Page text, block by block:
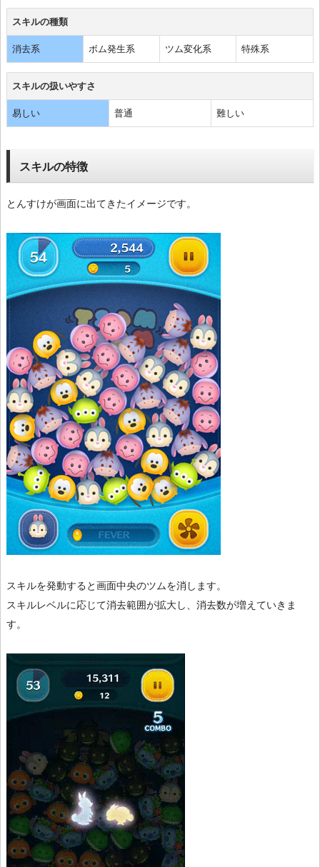
スキルの種類
消去系 ボム発生系 ツム変化系 特殊系
スキルの扱いやすさ
易しい 普通 難しい
スキルの特徴
とんすけが画面に出てきたイメージです。
スキルを発動すると画面中央のツムを消します。
スキルレベルに応じて消去範囲が拡大し、消去数が増えていきま
す。